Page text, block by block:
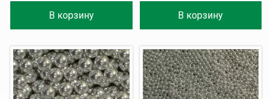
В корзину В корзину